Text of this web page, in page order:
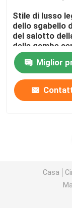
Stile di lusso
dello sgabello
del salotto
delle gambe
braccia del
Miglior
Casa